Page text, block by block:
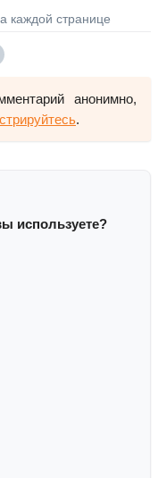
каждой странице
анонимно,
.
используете?